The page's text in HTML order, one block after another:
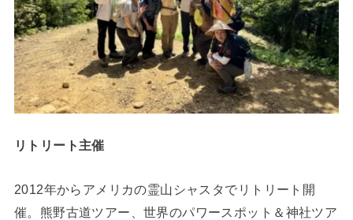
リトリート主催
2012年からアメリカの霊山シャスタでリトリート開
催。熊野古道ツアー、世界のパワースポット＆神社ツア